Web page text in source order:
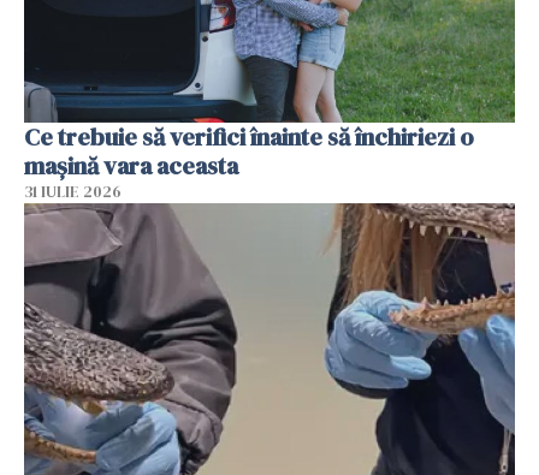
Ce trebuie să verifici înainte să închiriezi o
mașină vara aceasta
31 IULIE 2026